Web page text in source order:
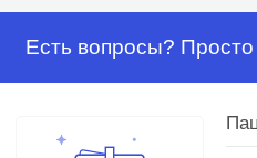
Есть вопросы?